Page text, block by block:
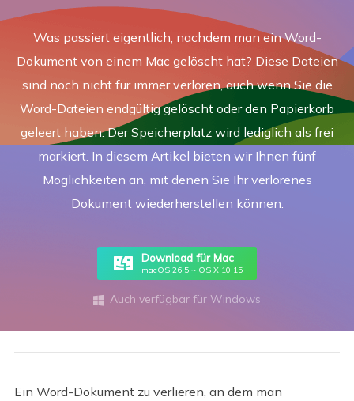
Was passiert eigentlich, nachdem man ein Word-
Dokument von einem Mac gelöscht hat? Diese Dateien
sind noch nicht für immer verloren, auch wenn Sie die
Word-Dateien endgültig gelöscht oder den Papierkorb
geleert haben. Der Speicherplatz wird lediglich als frei
markiert. In diesem Artikel bieten wir Ihnen fünf
Möglichkeiten an, mit denen Sie Ihr verlorenes
Dokument wiederherstellen können.
Download für Mac
macOS 26.5 ~ OS X 10.15
 Auch verfügbar für Windows
Ein Word-Dokument zu verlieren, an dem man